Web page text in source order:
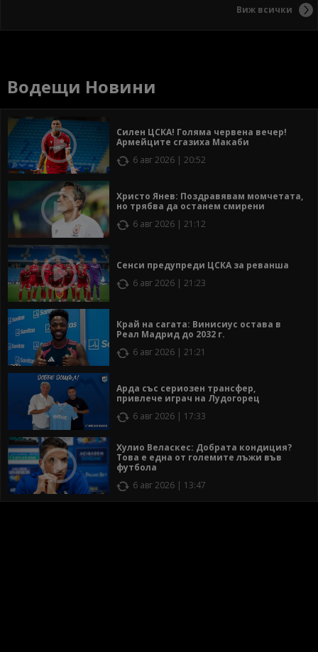
Виж всички
Водещи Новини
Силен ЦСКА! Голяма червена вечер!
Армейците сгазиха Макаби
6 авг 2026 | 20:52
Христо Янев: Поздравявам момчетата,
но трябва да останем смирени
6 авг 2026 | 21:12
Сенси предупреди ЦСКА за реванша
6 авг 2026 | 21:23
Край на сагата: Винисиус остава в
Реал Мадрид до 2032 г.
6 авг 2026 | 21:21
Арда със сериозен трансфер,
привлече играч на Лудогорец
6 авг 2026 | 17:33
Хулио Веласкес: Добрата кондиция?
Това е една от големите лъжи във
футбола
6 авг 2026 | 13:47